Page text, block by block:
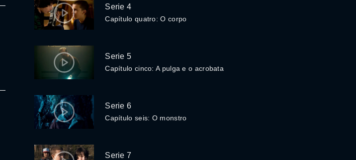
Serie 4
Capítulo quatro: O corpo
Serie 5
Capítulo cinco: A pulga e o acrobata
Serie 6
Capítulo seis: O monstro
Serie 7